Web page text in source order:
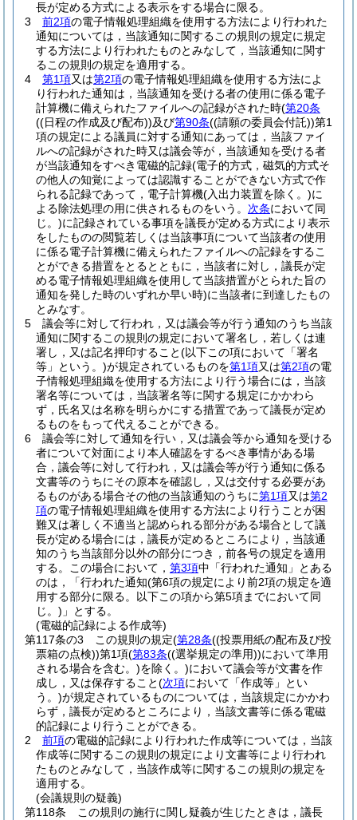
長が定める方式による表示をする場合に限る。
3
前2項の電子情報処理組織を使用する方法により行われた
通知については，当該通知に関するこの規則の規定に規定
する方法により行われたものとみなして，当該通知に関す
るこの規則の規定を適用する。
4
第1項又は第2項の電子情報処理組織を使用する方法によ
り行われた通知は，当該通知を受ける者の使用に係る電子
計算機に備えられたファイルへの記録がされた時(第20条
((日程の作成及び配布))及び第90条((請願の委員会付託))第1
項の規定による議員に対する通知にあっては，当該ファイ
ルへの記録がされた時又は議会等が，当該通知を受ける者
が当該通知をすべき電磁的記録(電子的方式，磁気的方式そ
の他人の知覚によっては認識することができない方式で作
られる記録であって，電子計算機(入出力装置を除く。)に
よる除法処理の用に供されるものをいう。 次条において同
じ。)に記録されている事項を議長が定める方式により表示
をしたものの閲覧若しくは当該事項について当該者の使用
に係る電子計算機に備えられたファイルへの記録をするこ
とができる措置をとるとともに，当該者に対し，議長が定
める電子情報処理組織を使用して当該措置がとられた旨の
通知を発した時のいずれか早い時)に当該者に到達したもの
とみなす。
5
議会等に対して行われ，又は議会等が行う通知のうち当該
通知に関するこの規則の規定において署名し，若しくは連
署し，又は記名押印すること(以下この項において「署名
等」という。)が規定されているものを第1項又は第2項の電
子情報処理組織を使用する方法により行う場合には，当該
署名等については，当該署名等に関する規定にかかわら
ず，氏名又は名称を明らかにする措置であって議長が定め
るものをもって代えることができる。
6
議会等に対して通知を行い，又は議会等から通知を受ける
者について対面により本人確認をするべき事情がある場
合，議会等に対して行われ，又は議会等が行う通知に係る
文書等のうちにその原本を確認し，又は交付する必要があ
るものがある場合その他の当該通知のうちに第1項又は第2
項の電子情報処理組織を使用する方法により行うことが困
難又は著しく不適当と認められる部分がある場合として議
長が定める場合には，議長が定めるところにより，当該通
知のうち当該部分以外の部分につき，前各号の規定を適用
する。
この場合において， 第3項中「行われた通知」とある
のは，「行われた通知(第6項の規定により前2項の規定を適
用する部分に限る。以下この項から第5項までにおいて同
じ。) 」とする。
(電磁的記録による作成等)
第117条の3
この規則の規定(第28条((投票用紙の配布及び投
票箱の点検))第1項(第83条((選挙規定の準用))において準用
される場合を含む。)を除く。)において議会等が文書を作
成し，又は保存すること(次項において「作成等」とい
う。)が規定されているものについては，当該規定にかかわ
らず，議長が定めるところにより，当該文書等に係る電磁
的記録により行うことができる。
2
前項の電磁的記録により行われた作成等については，当該
作成等に関するこの規則の規定により文書等により行われ
たものとみなして，当該作成等に関するこの規則の規定を
適用する。
(会議規則の疑義)
第118条
この規則の施行に関し疑義が生じたときは，議長